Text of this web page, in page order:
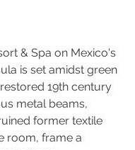
& Spa on Mexico's
is set amidst green
19th century
metal beams,
former textile
room, frame a